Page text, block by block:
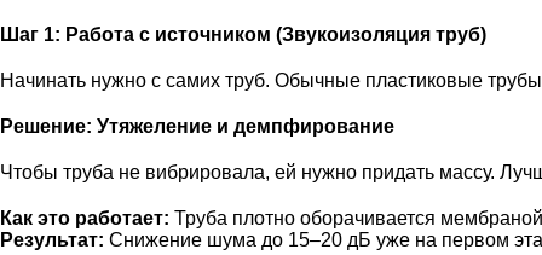
Шаг 1: Работа с источником (Звукоизоляция труб)
Начинать нужно с самих труб. Обычные пластиковые
Решение: Утяжеление и демпфирование
Чтобы труба не вибрировала, ей нужно придать массу.
Как это работает: Труба плотно оборачивается
Результат: Снижение шума до 15–20 дБ уже на первом